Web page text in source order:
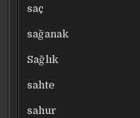
saç
sağanak
Sağlık
sahte
sahur